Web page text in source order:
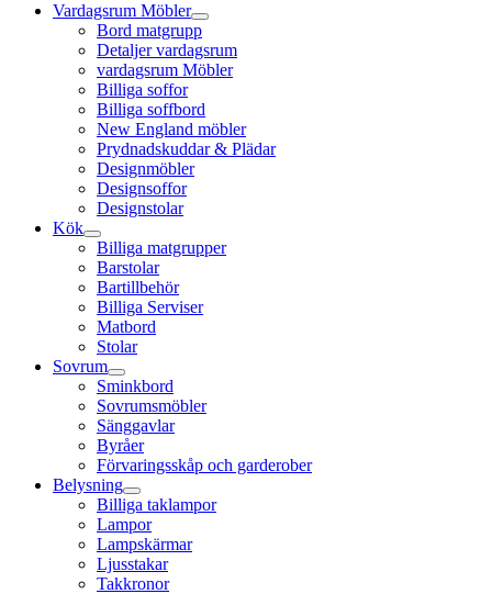
Vardagsrum Möbler
Bord matgrupp
Detaljer vardagsrum
vardagsrum Möbler
Billiga soffor
Billiga soffbord
New England möbler
Prydnadskuddar & Plädar
Designmöbler
Designsoffor
Designstolar
Kök
Billiga matgrupper
Barstolar
Bartillbehör
Billiga Serviser
Matbord
Stolar
Sovrum
Sminkbord
Sovrumsmöbler
Sänggavlar
Byråer
Förvaringsskåp och garderober
Belysning
Billiga taklampor
Lampor
Lampskärmar
Ljusstakar
Takkronor